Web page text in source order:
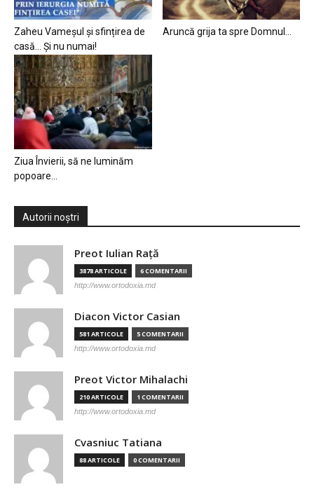
Zaheu Vameșul și sfințirea de
casă… Și nu numai!
Aruncă grija ta spre Domnul…
Ziua Învierii, să ne luminăm
popoare…
Autorii noștri
Preot Iulian Raţă
3878 ARTICOLE 6 COMENTARII
http://www.ortodoxia.md
Diacon Victor Casian
581 ARTICOLE 5 COMENTARII
http://www.ortodoxia.md
Preot Victor Mihalachi
210 ARTICOLE 1 COMENTARII
http://www.ortodoxia.md
Cvasniuc Tatiana
88 ARTICOLE 0 COMENTARII